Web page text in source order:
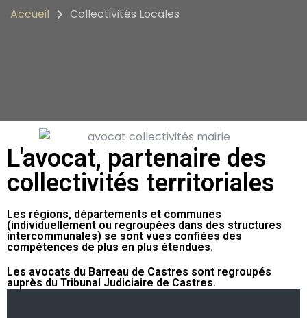
Accueil Collectivités Locales
L'avocat, partenaire des
collectivités territoriales
Les régions, départements et communes
(individuellement ou regroupées dans des structures
intercommunales) se sont vues confiées des
compétences de plus en plus étendues.
Les avocats du Barreau de Castres sont regroupés
auprès du Tribunal Judiciaire de Castres.